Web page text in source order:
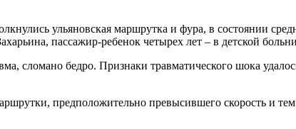
ульяновская маршрутка и фура, в состоянии
пассажир-ребенок четырех лет – в детской
сломано бедро. Признаки травматического шока
предположительно превысившего скорость и